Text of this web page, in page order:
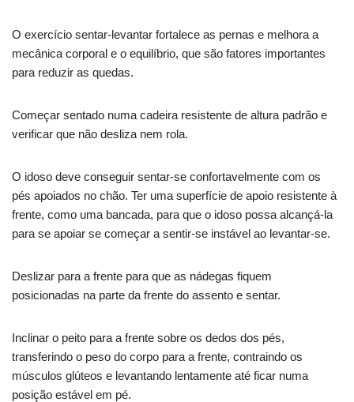
O exercício sentar-levantar fortalece as pernas e melhora a
mecânica corporal e o equilíbrio, que são fatores importantes
para reduzir as quedas.
Começar sentado numa cadeira resistente de altura padrão e
verificar que não desliza nem rola.
O idoso deve conseguir sentar-se confortavelmente com os
pés apoiados no chão. Ter uma superfície de apoio resistente à
frente, como uma bancada, para que o idoso possa alcançá-la
para se apoiar se começar a sentir-se instável ao levantar-se.
Deslizar para a frente para que as nádegas fiquem
posicionadas na parte da frente do assento e sentar.
Inclinar o peito para a frente sobre os dedos dos pés,
transferindo o peso do corpo para a frente, contraindo os
músculos glúteos e levantando lentamente até ficar numa
posição estável em pé.